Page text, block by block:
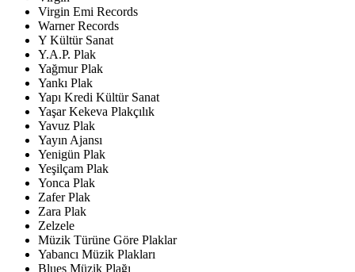
Virgin Emi Records
Warner Records
Y Kültür Sanat
Y.A.P. Plak
Yağmur Plak
Yankı Plak
Yapı Kredi Kültür Sanat
Yaşar Kekeva Plakçılık
Yavuz Plak
Yayın Ajansı
Yenigün Plak
Yeşilçam Plak
Yonca Plak
Zafer Plak
Zara Plak
Zelzele
Müzik Türüne Göre Plaklar
Yabancı Müzik Plakları
Blues Müzik Plağı